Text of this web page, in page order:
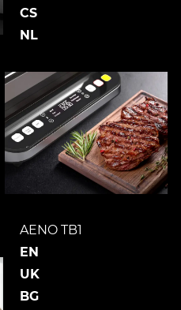
CS
NL
AENO TB1
EN
UK
BG